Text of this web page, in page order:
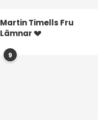
Martin Timells Fru
Lämnar 💔
9